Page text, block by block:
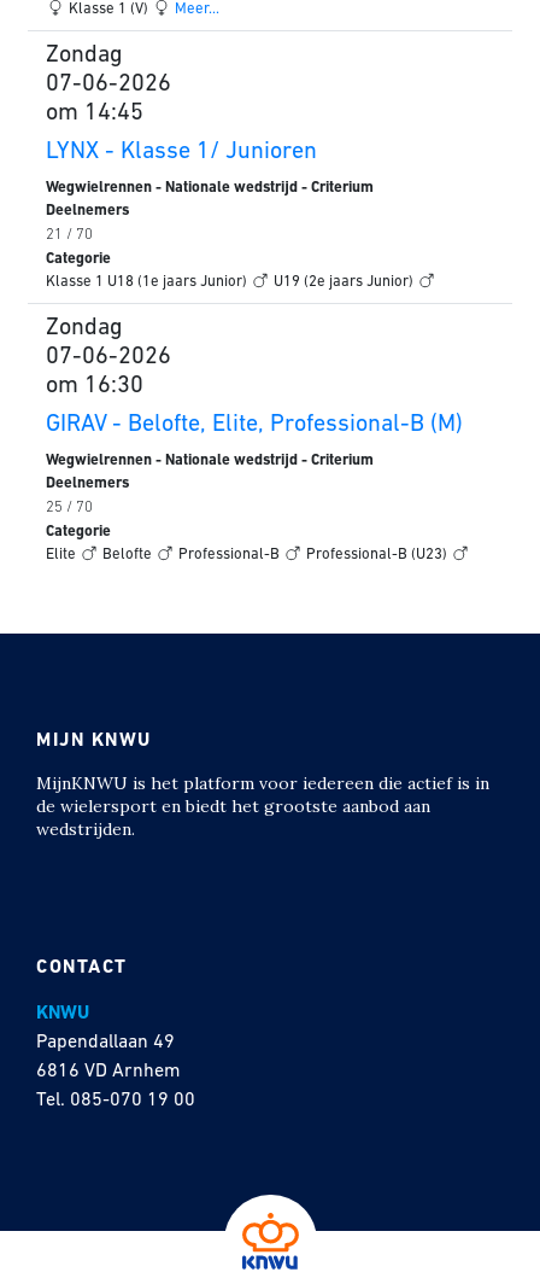
Klasse 1 (V)
Meer...
Zondag
07-06-2026
om 14:45
LYNX - Klasse 1/ Junioren
Wegwielrennen - Nationale wedstrijd - Criterium
Deelnemers
21 / 70
Categorie
Klasse 1 U18 (1e jaars Junior) U19 (2e jaars Junior)
Zondag
07-06-2026
om 16:30
GIRAV - Belofte, Elite, Professional-B (M)
Wegwielrennen - Nationale wedstrijd - Criterium
Deelnemers
25 / 70
Categorie
Elite
Belofte Professional-B Professional-B (U23)
CONTACT
KNWU
Papendallaan 49
6816 VD Arnhem
Tel. 085-070 19 00
MIJN KNWU
MijnKNWU is het platform voor iedereen die actief is in
de wielersport en biedt het grootste aanbod aan
wedstrijden.